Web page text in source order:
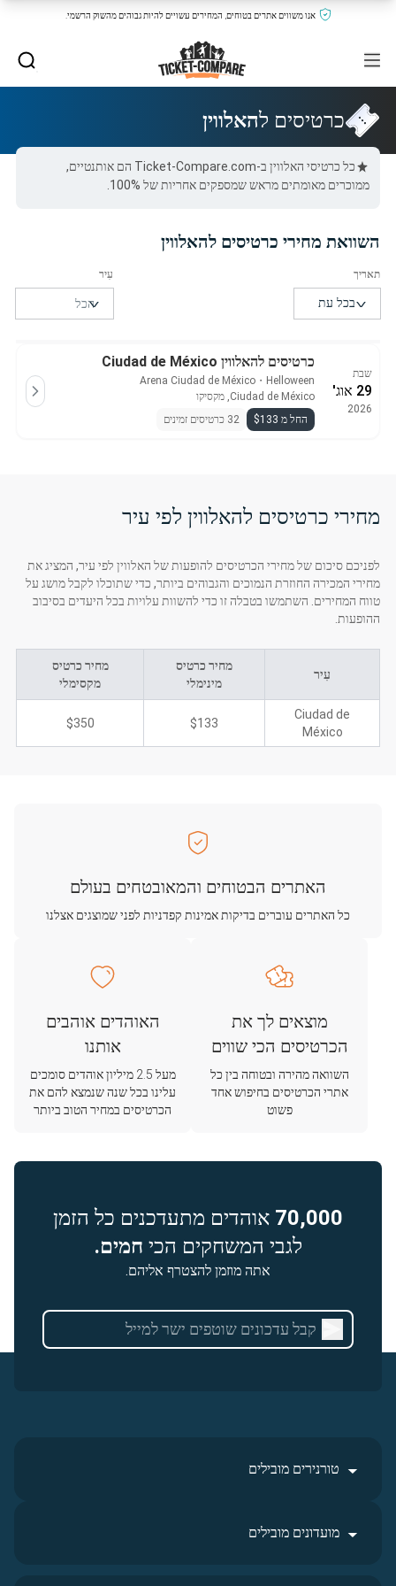
אנו משווים אתרים בטוחים, המחירים עשויים להיות גבוהים מהשוק הרשמי.
כרטיסים להאלווין
כל כרטיסי האלווין ב-Ticket-Compare.com הם אותנטיים,
ממוכרים מאומתים מראש שמספקים אחריות של 100%.
השוואת מחירי כרטיסים להאלווין
שבת
29 אוג'
2026
כרטיסים להאלווין Ciudad de México
Helloween
・
Arena Ciudad de México
Ciudad de México, מקסיקו
החל מ $133
32 כרטיסים זמינים
מחירי כרטיסים להאלווין לפי עיר
לפניכם סיכום של מחירי הכרטיסים להופעות של האלווין לפי עיר, המציג את
מחירי המכירה החוזרת הנמוכים והגבוהים ביותר, כדי שתוכלו לקבל מושג על
טווח המחירים. השתמשו בטבלה זו כדי להשוות עלויות בכל היעדים בסיבוב
ההופעות.
עִיר
מחיר כרטיס
מינימלי
מחיר כרטיס
מקסימלי
Ciudad de
México
$133
$350
האתרים הבטוחים והמאובטחים בעולם
כל האתרים עוברים בדיקות אמינות קפדניות לפני שמוצגים אצלנו
מוצאים לך את
הכרטיסים הכי שווים
השוואה מהירה ובטוחה בין כל
אתרי הכרטיסים בחיפוש אחד
פשוט
האוהדים אוהבים
אותנו
מעל 2.5 מיליון אוהדים סומכים
עלינו בכל שנה שנמצא להם את
הכרטיסים במחיר הטוב ביותר
70,000 אוהדים מתעדכנים כל הזמן
לגבי המשחקים הכי חמים.
אתה מוזמן להצטרף אליהם.
טורנירים מובילים
מועדונים מובילים